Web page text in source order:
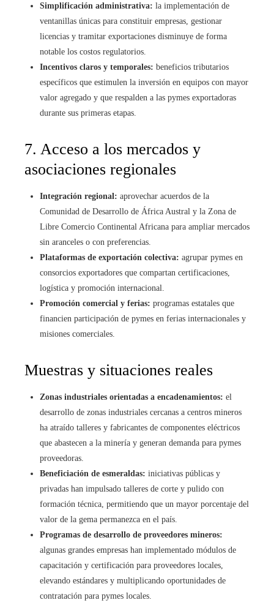
Simplificación administrativa: la implementación de
ventanillas únicas para constituir empresas, gestionar
licencias y tramitar exportaciones disminuye de forma
notable los costos regulatorios.
Incentivos claros y temporales: beneficios tributarios
específicos que estimulen la inversión en equipos con mayor
valor agregado y que respalden a las pymes exportadoras
durante sus primeras etapas.
7. Acceso a los mercados y
asociaciones regionales
Integración regional: aprovechar acuerdos de la
Comunidad de Desarrollo de África Austral y la Zona de
Libre Comercio Continental Africana para ampliar mercados
sin aranceles o con preferencias.
Plataformas de exportación colectiva: agrupar pymes en
consorcios exportadores que compartan certificaciones,
logística y promoción internacional.
Promoción comercial y ferias: programas estatales que
financien participación de pymes en ferias internacionales y
misiones comerciales.
Muestras y situaciones reales
Zonas industriales orientadas a encadenamientos: el
desarrollo de zonas industriales cercanas a centros mineros
ha atraído talleres y fabricantes de componentes eléctricos
que abastecen a la minería y generan demanda para pymes
proveedoras.
Beneficiación de esmeraldas: iniciativas públicas y
privadas han impulsado talleres de corte y pulido con
formación técnica, permitiendo que un mayor porcentaje del
valor de la gema permanezca en el país.
Programas de desarrollo de proveedores mineros:
algunas grandes empresas han implementado módulos de
capacitación y certificación para proveedores locales,
elevando estándares y multiplicando oportunidades de
contratación para pymes locales.